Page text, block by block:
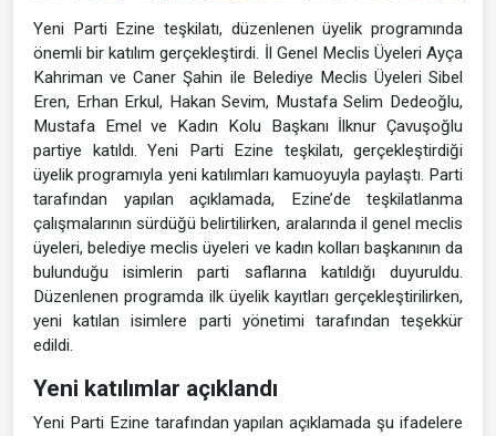
Yeni Parti Ezine teşkilatı, düzenlenen üyelik programında
önemli bir katılım gerçekleştirdi. İl Genel Meclis Üyeleri Ayça
Kahriman ve Caner Şahin ile Belediye Meclis Üyeleri Sibel
Eren, Erhan Erkul, Hakan Sevim, Mustafa Selim Dedeoğlu,
Mustafa Emel ve Kadın Kolu Başkanı İlknur Çavuşoğlu
partiye katıldı. Yeni Parti Ezine teşkilatı, gerçekleştirdiği
üyelik programıyla yeni katılımları kamuoyuyla paylaştı. Parti
tarafından yapılan açıklamada, Ezine’de teşkilatlanma
çalışmalarının sürdüğü belirtilirken, aralarında il genel meclis
üyeleri, belediye meclis üyeleri ve kadın kolları başkanının da
bulunduğu isimlerin parti saflarına katıldığı duyuruldu.
Düzenlenen programda ilk üyelik kayıtları gerçekleştirilirken,
yeni katılan isimlere parti yönetimi tarafından teşekkür
edildi.
Yeni katılımlar açıklandı
Yeni Parti Ezine tarafından yapılan açıklamada şu ifadelere